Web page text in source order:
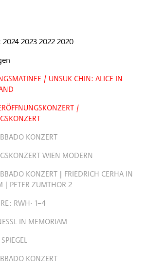
2024202320222020
/ UNSUK CHIN: ALICE IN
/
KONZERT
WIEN MODERN
KONZERT | FRIEDRICH CERHA IN
| PETER ZUMTHOR 2
RWH· 1–4
IN MEMORIAM
KONZERT